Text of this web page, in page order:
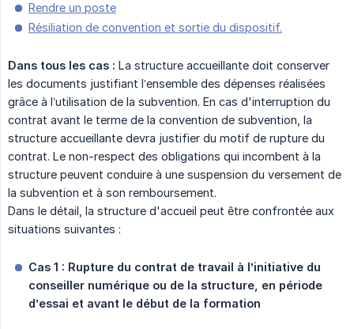
Rendre un poste
Résiliation de convention et sortie du dispositif.
Dans tous les cas : La structure accueillante doit conserver
les documents justifiant l’ensemble des dépenses réalisées
grâce à l’utilisation de la subvention. En cas d'interruption du
contrat avant le terme de la convention de subvention, la
structure accueillante devra justifier du motif de rupture du
contrat. Le non-respect des obligations qui incombent à la
structure peuvent conduire à une suspension du versement de
la subvention et à son remboursement.
Dans le détail, la structure d'accueil peut être confrontée aux
situations suivantes :
Cas 1 : Rupture du contrat de travail à l’initiative du
conseiller numérique ou de la structure, en période
d’essai et avant le début de la formation